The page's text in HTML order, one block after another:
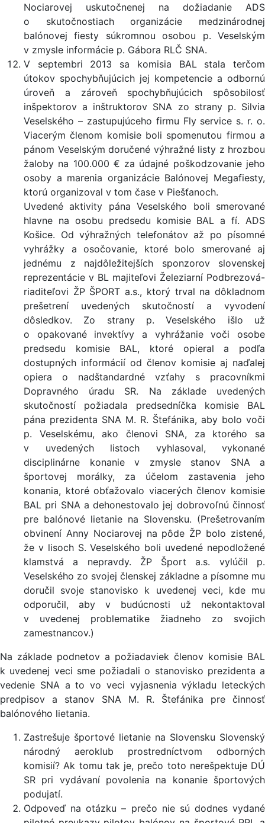
Nociarovej uskutočnenej na dožiadanie ADS
o skutočnostiach organizácie medzinárodnej
balónovej fiesty súkromnou osobou p. Veselským
v zmysle informácie p. Gábora RLČ SNA.
V septembri 2013 sa komisia BAL stala terčom
útokov spochybňujúcich jej kompetencie a odbornú
úroveň a zároveň spochybňujúcich spôsobilosť
inšpektorov a inštruktorov SNA zo strany p. Silvia
Veselského – zastupujúceho firmu Fly service s. r. o.
Viacerým členom komisie boli spomenutou firmou a
pánom Veselským doručené výhražné listy z hrozbou
žaloby na 100.000 € za údajné poškodzovanie jeho
osoby a marenia organizácie Balónovej Megafiesty,
ktorú organizoval v tom čase v Piešťanoch.
Uvedené aktivity pána Veselského boli smerované
hlavne na osobu predsedu komisie BAL a fí. ADS
Košice. Od výhražných telefonátov až po písomné
vyhrážky a osočovanie, ktoré bolo smerované aj
jednému z najdôležitejších sponzorov slovenskej
reprezentácie v BL majiteľovi Železiarní Podbrezová-
riaditeľovi ŽP ŠPORT a.s., ktorý trval na dôkladnom
prešetrení uvedených skutočností a vyvodení
dôsledkov. Zo strany p. Veselského išlo už
o opakované invektívy a vyhrážanie voči osobe
predsedu komisie BAL, ktoré opieral a podľa
dostupných informácií od členov komisie aj naďalej
opiera o nadštandardné vzťahy s pracovníkmi
Dopravného úradu SR. Na základe uvedených
skutočností požiadala predsedníčka komisie BAL
pána prezidenta SNA M. R. Štefánika, aby bolo voči
p. Veselskému, ako členovi SNA, za ktorého sa
v uvedených listoch vyhlasoval, vykonané
disciplinárne konanie v zmysle stanov SNA a
športovej morálky, za účelom zastavenia jeho
konania, ktoré obťažovalo viacerých členov komisie
BAL pri SNA a dehonestovalo jej dobrovoľnú činnosť
pre balónové lietanie na Slovensku. (Prešetrovaním
obvinení Anny Nociarovej na pôde ŽP bolo zistené,
že v lisoch S. Veselského boli uvedené nepodložené
klamstvá a nepravdy. ŽP Šport a.s. vylúčil p.
Veselského zo svojej členskej základne a písomne mu
doručil svoje stanovisko k uvedenej veci, kde mu
odporučil, aby v budúcnosti už nekontaktoval
v uvedenej problematike žiadneho zo svojich
zamestnancov.)
Na základe podnetov a požiadaviek členov komisie BAL
k uvedenej veci sme požiadali o stanovisko prezidenta a
vedenie SNA a to vo veci vyjasnenia výkladu leteckých
predpisov a stanov SNA M. R. Štefánika pre činnosť
balónového lietania.
Zastrešuje športové lietanie na Slovensku Slovenský
národný aeroklub prostredníctvom odborných
komisií? Ak tomu tak je, prečo toto nerešpektuje DÚ
SR pri vydávaní povolenia na konanie športových
podujatí.
Odpoveď na otázku – prečo nie sú dodnes vydané